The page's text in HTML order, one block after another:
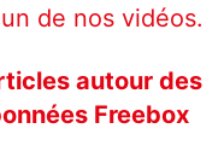
de nos vidéos.
autour des
Freebox